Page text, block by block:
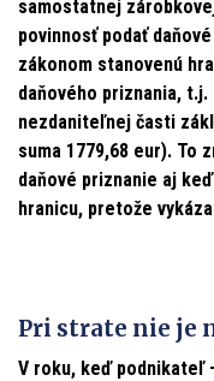
samostatnej
povinnosť podať
zákonom stanovenú
daňového priznania,
nezdaniteľnej časti
suma 1779,68 eur). To
daňové priznanie aj
hranicu, pretože
Pri strate nie je
V roku, keď podnikateľ